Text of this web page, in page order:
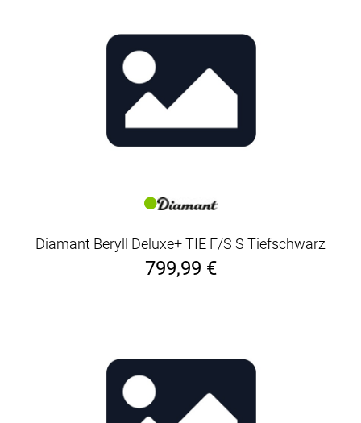
Diamant Beryll Deluxe+ TIE F/S S Tiefschwarz
799,99 €